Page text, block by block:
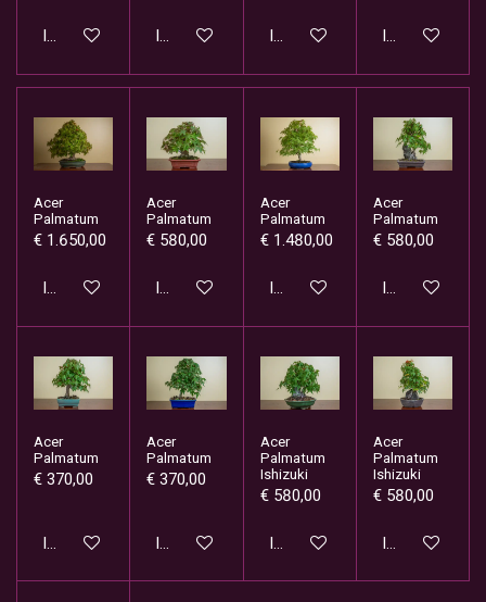
In winkelwagen In winkelwagen In winkelwagen In
Acer
Palmatum
€ 1.650,00
In winkelwagen
Acer
Palmatum
€ 580,00
In winkelwagen
Acer
Palmatum
€ 1.480,00
In winkelwagen
Acer
Palmatum
€ 580,00
In
Acer
Palmatum
€ 370,00
In winkelwagen
Acer
Palmatum
€ 370,00
In winkelwagen
Acer
Palmatum
Ishizuki
€ 580,00
In winkelwagen
Acer
Palmatum
Ishizuki
€ 580,00
In